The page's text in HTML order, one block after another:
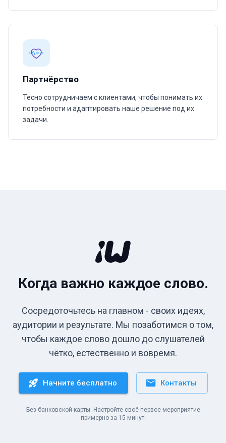
Партнёрство
Тесно сотрудничаем с клиентами, чтобы понимать их
потребности и адаптировать наше решение под их
задачи.
Когда важно каждое слово.
Сосредоточьтесь на главном - своих идеях,
аудитории и результате. Мы позаботимся о том,
чтобы каждое слово дошло до слушателей
чётко, естественно и вовремя.
Начните бесплатно Контакты
Без банковской карты. Настройте своё первое мероприятие
примерно за 15 минут.